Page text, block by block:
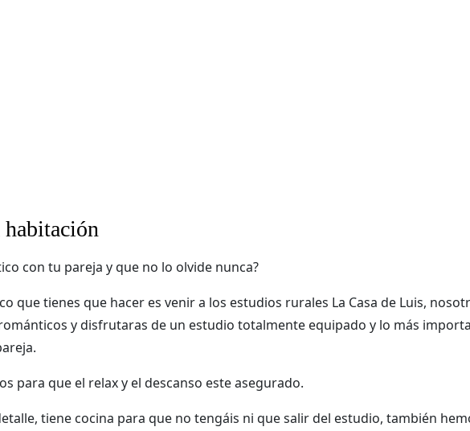
habitación
con tu pareja y que no lo olvide nunca?
que tienes que hacer es venir a los estudios rurales La Casa de Luis,
y disfrutaras de un estudio totalmente equipado y lo más
para que el relax y el descanso este asegurado.
tiene cocina para que no tengáis ni que salir del estudio, también